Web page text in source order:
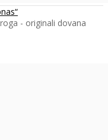
- originali dovana